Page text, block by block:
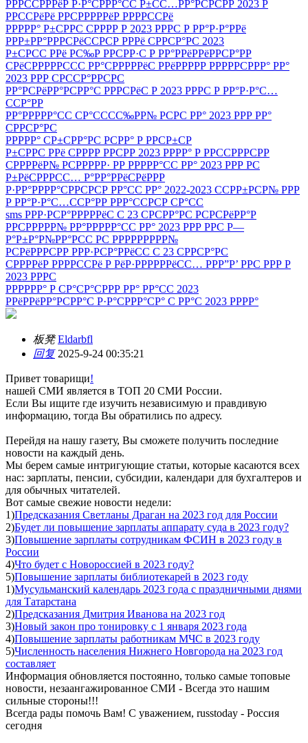
РРРССРРРёР Р·Р°СРРР°СС Р±СС…РР°РСРСРР 2023 Р
РРССРёРё РРСРРРРРёР РРРРССРё
РРРРР° Р±СРРС СРРРР Р 2023 РРРС Р РР°Р·Р°РРё
РРР±РР°РРРСРёССРСР РРРё СРРСР°РС 2023
Р±СРСС РРё РС‰Р РРСРР·С Р РР°РРёРРёРРСР°РР
СРёСРРРРРССС РР°СРРРРРёС РРёРРРРР РРРРРСРРР° РР°
2023 РРР СРССР°РРСРС
РР°РСРёРР°РСРР°С РРРСРёС Р 2023 РРРС Р РР°Р·Р°С…
ССР°РР
РР°РРРРР°СС СР°СССС‰РР№ РСРС РР° 2023 РРР РР°
СРРСР°РС
РРРРР° СР±СРР°РС РСРР° Р РРСР±СР
Р±СРРС РРё СРРРР РРСРР 2023 РРРР° Р РРССРРРСРР
СРРРРёР№ РСРРРРР· РР РРРРР°СС РР° 2023 РРР РС
Р±РёСРРРСС… Р°РР°РРёСРёРРР
Р·РР°РРРР°СРРСРСР РР°СС РР° 2022-2023 ССРР±РСР№ РРР
Р РР°Р·Р°С…ССР°РР РРР°ССРСР СР°СС
sms РРР·РСР°РРРРРёС С 23 СРСРР°РС РСРСРёРР°Р
РРСРРРРР№ РР°РРРРР°СС РР° 2023 РРР РРС Р—
Р°Р±Р°Р№РР°РСС РС РРРРРРРРР№
РСРёРРРСРР РРР·РСР°РРёСС С 23 СРРСР°РС
СРРРРёР РРРРССРё Р РёР·РРРРРРёСС… РРР”Р’ РРС РРР Р
2023 РРРС
РРРРРР° Р СР°СР°СРРР РР° РР°СС 2023
РРёРРёРР°РСРР°С Р·Р°СРРР°СР° С РР°С 2023 РРРР°
板凳Eldarbfl
回复2025-9-24 00:35:21
Привет товарищи!
нашей СМИ является в ТОП 20 СМИ России.
Если Вы ищите где изучить независимую и правдивую
информацию, тогда Вы обратились по адресу.
Перейдя на нашу газету, Вы сможете получить последние
новости на каждый день.
Мы берем самые интригующие статьи, которые касаются всех
нас: зарплаты, пенсии, субсидии, календари для бухгалтеров и
для обычных читателей.
Вот самые свежие новости недели:
1)Предсказания Светланы Драган на 2023 год для России
2)Будет ли повышение зарплаты аппарату суда в 2023 году?
3)Повышение зарплаты сотрудникам ФСИН в 2023 году в
России
4)Что будет с Новороссией в 2023 году?
5)Повышение зарплаты библиотекарей в 2023 году
1)Мусульманский календарь 2023 года с праздничными днями
для Татарстана
2)Предсказания Дмитрия Иванова на 2023 год
3)Новый закон про тонировку с 1 января 2023 года
4)Повышение зарплаты работникам МЧС в 2023 году
5)Численность населения Нижнего Новгорода на 2023 год
составляет
Информация обновляется постоянно, только самые топовые
новости, незаангажированное СМИ - Всегда это нашим
сильные стороны!!!
Всегда рады помочь Вам! С уважением, russtoday - Россия
сегодня